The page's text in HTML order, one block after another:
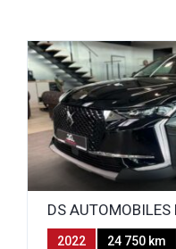
2022 24 750 km